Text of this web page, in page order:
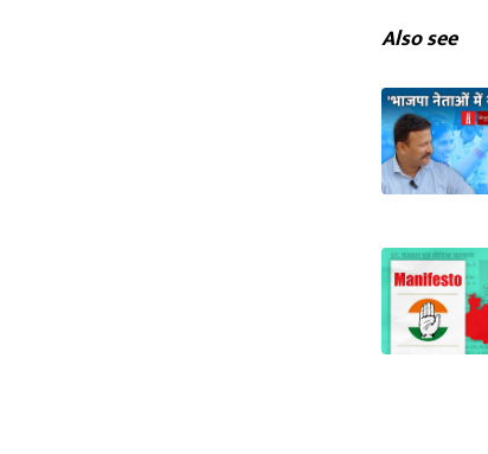
Also see